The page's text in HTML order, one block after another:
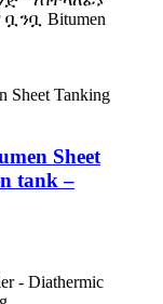
Bitumen
Sheet
tank –